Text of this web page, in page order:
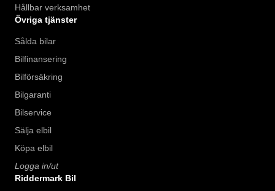
Hållbar verksamhet
Övriga tjänster
Sålda bilar
Bilfinansering
Bilförsäkring
Bilgaranti
Bilservice
Sälja elbil
Köpa elbil
Logga in/ut
Riddermark Bil